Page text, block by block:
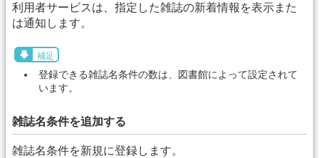
利用者サービスは、指定した雑誌の新着情報を表示また
は通知します。
補足
登録できる雑誌名条件の数は、図書館によって設定されて
います。
雑誌名条件を追加する
雑誌名条件を新規に登録します。